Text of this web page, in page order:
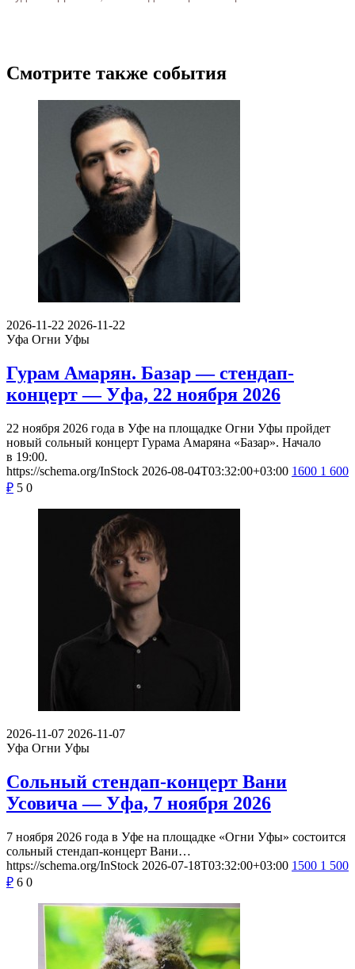
Смотрите также события
2026-11-22 2026-11-22
Уфа Огни Уфы
Гурам Амарян. Базар — стендап-
концерт — Уфа, 22 ноября 2026
22 ноября 2026 года в Уфе на площадке Огни Уфы пройдет
новый сольный концерт Гурама Амаряна «Базар». Начало
в 19:00.
https://schema.org/InStock 2026-08-04T03:32:00+03:00 1600 1 600
₽ 5 0
2026-11-07 2026-11-07
Уфа Огни Уфы
Сольный стендап-концерт Вани
Усовича — Уфа, 7 ноября 2026
7 ноября 2026 года в Уфе на площадке «Огни Уфы» состоится
сольный стендап-концерт Вани…
https://schema.org/InStock 2026-07-18T03:32:00+03:00 1500 1 500
₽ 6 0